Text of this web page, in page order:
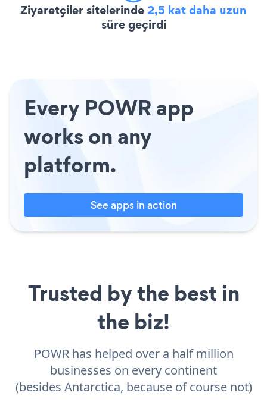
Ziyaretçiler sitelerinde2,5 kat daha uzun
süre geçirdi
Every POWR app
works on any
platform.
See apps in action
Trusted by the best in
the biz!
POWR has helped over a half million
businesses on every continent
(besides Antarctica, because of course not)